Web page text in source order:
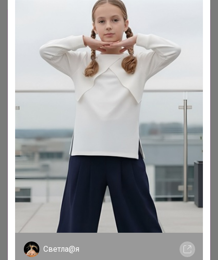
24.12 ***** Дорогие участники! Закупка
разобрана, подписали, упаковали и отправили
все, что пришло. Заказы, которые остались в
статусе "включено в счет" завтра проверим
по документам, через день-два отпишусь по
этим позициям. В декабре слишком большой
поток покупателей в магазине ИКЕА и не все
позиции, что есть в счете по факту едут к нам
очень спешили, разбор был в экстремальных
условиях, сразу две большие закупки в очень
ограниченный временной промежуток. Если
появится какой-то вопрос по сборке,
пожалуйста, задавайте его здесь, в закупке.
✨ ЗАКАЗЫ, КОТОРЫХ НЕТ В НАЛИЧИИ НА
МОМЕНТ ВЫКУПА, ПЕРЕНОШУ В СЛЕДУЩИЙ
ВЫКУП ✨ВЫ МОЖЕТЕ САМОСТОЯТЕЛЬНО
ДО СТОПА ПРОВЕРИТЬ НАЛИЧИЕ В
МАГАЗИНЕ ✨ПОСЛЕ ПОЛУЧЕНИЯ СЧЕТА, ЕГО
ОБРАБОТКА МОЖЕТ ЗАНИМАТЬ НЕСКОЛЬКО
ЧАСОВ, ЕСЛИ РЕКВИЗИТОВ ДЛЯ ОПЛАТЫ
Светла@я